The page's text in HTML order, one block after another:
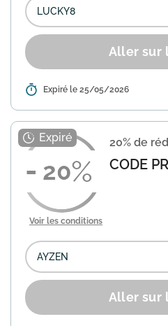
Aller sur
Détails : Profitez d'une
spécialisée dans
cadeaux et
Utilisez le code
Expiré le 25/05/2026
20
20% de
CODE
Voir les conditions
Aller sur